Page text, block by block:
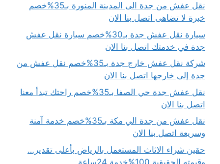
نقل عفش من جدة الى المدينة المنورة بـ35%خصم
خبرة لا تضاهى اتصل بنا الان
سيارة نقل عفش جدة بـ30%خصم سيارة نقل عفش
جدة في خدمتك اتصل بنا الان
شركة نقل عفش خارج جدة بـ35%خصم نقل عفش من
جدة إلى خارجها اتصل بنا الان
نقل عفش جدة حي الصفا بـ35%خصم راحتك تبدأ معنا
اتصل بنا الان
نقل عفش من جدة الي مكة بـ35%خصم خدمة آمنة
وسريعة اتصل بنا الان
حقين شراء الاثاث المستعمل بالرياض بأعلى تقدير…
وقيمته الحقيقية 100%خدمة 24ساعة